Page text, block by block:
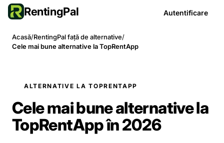
RentingPal Autentificare
Acasă/RentingPal față de alternative/
Cele mai bune alternative la TopRentApp
ALTERNATIVE LA TOPRENTAPP
Cele mai bune alternative la
TopRentApp în 2026